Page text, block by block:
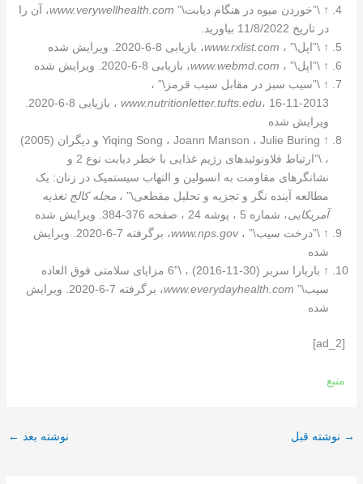
↑ \”خوردن میوه در هنگام دیابت\” www.verywellhealth.com، آن را
در تاریخ 11/8/2022 بیاورید.
↑ \”اپل\” ، www.rxlist.com، بازیابی 8-6-2020. ویرایش شده
↑ \”اپل\” ، www.webmd.com، بازیابی 8-6-2020. ویرایش شده
↑ \”سیب سبز در مقابل سیب قرمز\” ،
www.nutritionletter.tufts.edu
ویرایش شده
↑
Yiqing Song ، Joann Manson ، Julie Buring و دیگران (2005)
، \”ارتباط فلاونوئیدهای رژیم غذایی با خطر دیابت نوع 2 و
نشانگرهای مقاومت به انسولین و التهاب سیستمیک در زنان: یک
مطالعه آینده نگر و تجزیه و تحلیل مقطعی\” ، مجله کالج تغذیه
آمریکایی، شماره 5 ، پوشه 24 ، صفحه 376-384. ویرایش شده
↑ \”درخت سیب\” ،www.nps.gov
، برگرفته 7-6-2020. ویرایش
شده
↑
باربارا سربر (30-11-2016) ، \”6 مزایای سلامتی فوق العاده
سیب\” www.everydayhealth.com
، برگرفته 7-6-2020. ویرایش
شده
[ad_2]
منبع
→ نوشته قبل نوشته بعد ←